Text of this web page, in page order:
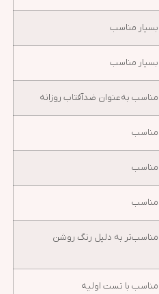
بسیار مناسب
بسیار مناسب
مناسب به‌عنوان ضدآفتاب روزانه
مناسب
مناسب
مناسب
مناسب‌تر به دلیل رنگ روشن
مناسب با تست اولیه